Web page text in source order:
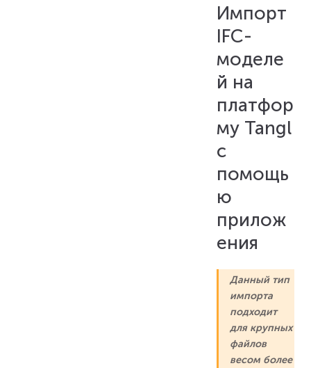
2. Авторизация
Импорт
IFC-
моделе
й на
платфор
му Tangl
с
помощь
ю
прилож
ения
Данный тип
импорта
подходит
для крупных
файлов
весом более